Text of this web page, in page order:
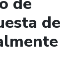
de